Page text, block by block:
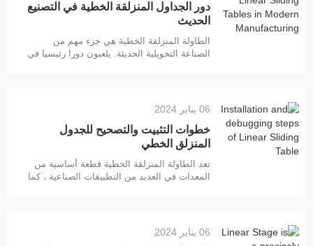
دوران المحرك الكهربائي ، يتحرك اللولب الكروي
على طول سترا
دور الجداول المنزلقة الخطية في التصنيع
الحديث
الطاولة المنزلقة الخطية هي جزء مهم من
الصناعة التحويلية الحديثة. يلعبون دورا رئيسيا في
الوظيفة الرئيسية للجدول المنزلق الخطي في
توفير حركة خطية دقيقة ويمكن التحكم فيها. هذا
أمر بالغ الأهمية للعديد من عمليات التصنيع
الحديثة ، مثل
06 يناير 2024
خطوات التثبيت والتصحيح للجدول
المنزلق الخطي
تعد الطاولة المنزلقة الخطية قطعة أساسية من
المعدات في العديد من التطبيقات الصناعية ، كما
البدء في تثبيت الجدول المنزلق الخطي ، تحتاج
أولا إلى التأكد من أن جميع المكونات جاهزة وأن
06 يناير 2024